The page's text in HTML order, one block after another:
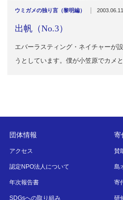
ウミガメの独り言（黎明編） | 2003.06.11
出帆（No.3）
エバーラスティング・ネイチャーが
うとしています。僕が小笠原でカメ
団体情報
アクセス
認定NPO法人について
年次報告書
SDGsへの取り組み
寄
賛
島
寄
研